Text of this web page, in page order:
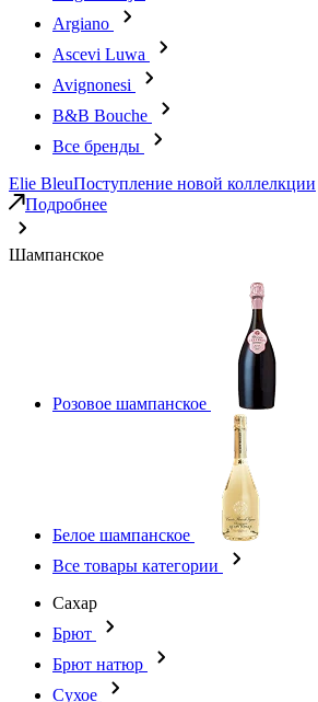
Argiano
Ascevi Luwa
Avignonesi
B&B Bouche
Все бренды
Elie BleuПоступление новой коллелкции
Подробнее
Шампанское
Розовое шампанское
Белое шампанское
Все товары категории
Сахар
Брют
Брют натюр
Сухое